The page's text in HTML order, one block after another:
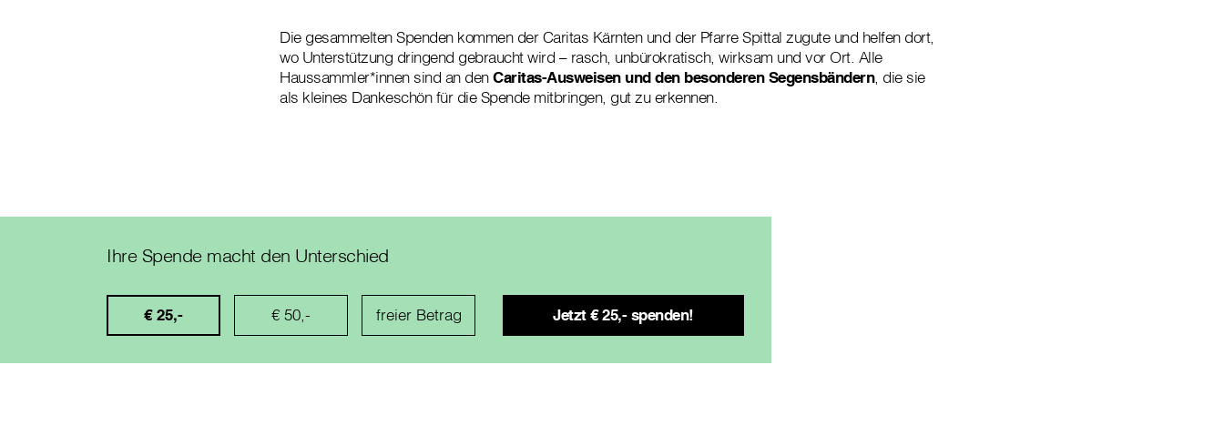
Die gesammelten Spenden kommen der Caritas Kärnten und der Pfarre Spittal zugute und helfen dort,
wo Unterstützung dringend gebraucht wird – rasch, unbürokratisch, wirksam und vor Ort. Alle
Haussammler*innen sind an denCaritas-Ausweisen und den besonderen Segensbändern, die sie
als kleines Dankeschön für die Spende mitbringen, gut zu erkennen.
Ihre Spende macht den Unterschied
€ 25,- € 50,-